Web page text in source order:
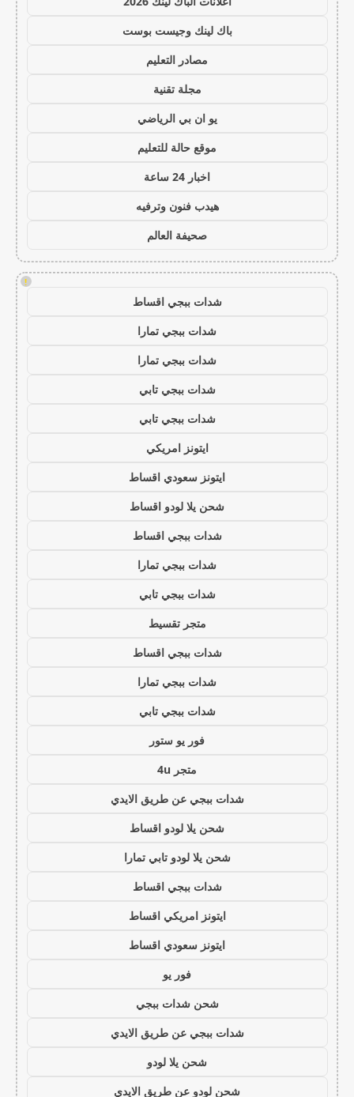
باك لينك وجيست بوست
مصادر التعليم
مجلة تقنية
يو ان بي الرياضي
موقع حالة للتعليم
اخبار 24 ساعة
هيدب فنون وترفيه
صحيفة العالم
!
شدات ببجي اقساط
شدات ببجي تمارا
شدات ببجي تمارا
شدات ببجي تابي
شدات ببجي تابي
ايتونز امريكي
ايتونز سعودي اقساط
شحن يلا لودو اقساط
شدات ببجي اقساط
شدات ببجي تمارا
شدات ببجي تابي
متجر تقسيط
شدات ببجي اقساط
شدات ببجي تمارا
شدات ببجي تابي
فور يو ستور
متجر 4u
شدات ببجي عن طريق الايدي
شحن يلا لودو اقساط
شحن يلا لودو تابي تمارا
شدات ببجي اقساط
ايتونز امريكي اقساط
ايتونز سعودي اقساط
فور يو
شحن شدات ببجي
شدات ببجي عن طريق الايدي
شحن يلا لودو
شحن لودو عن طريق الايدي